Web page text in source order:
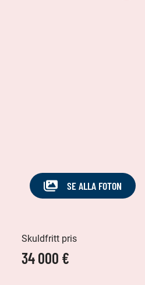
SE ALLA FOTON
Skuldfritt pris
34 000 €